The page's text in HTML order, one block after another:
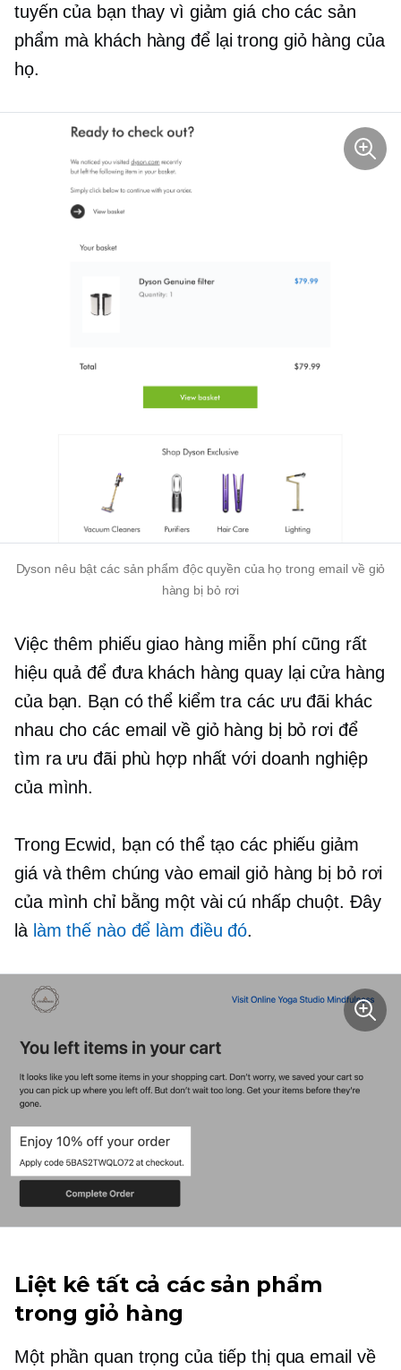
tuyến của bạn thay vì giảm giá cho các sản
phẩm mà khách hàng để lại trong giỏ hàng của
họ.
Dyson nêu bật các sản phẩm độc quyền của họ trong email về giỏ
hàng bị bỏ rơi
Việc thêm phiếu giao hàng miễn phí cũng rất
hiệu quả để đưa khách hàng quay lại cửa hàng
của bạn. Bạn có thể kiểm tra các ưu đãi khác
nhau cho các email về giỏ hàng bị bỏ rơi để
tìm ra ưu đãi phù hợp nhất với doanh nghiệp
của mình.
Trong Ecwid, bạn có thể tạo các phiếu giảm
giá và thêm chúng vào email giỏ hàng bị bỏ rơi
của mình chỉ bằng một vài cú nhấp chuột. Đây
là làm thế nào để làm điều đó.
Liệt kê tất cả các sản phẩm
trong giỏ hàng
Một phần quan trọng của tiếp thị qua email về